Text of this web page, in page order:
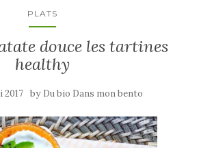
PLATS
douce les tartines
healthy
2017 by Du bio Dans mon bento